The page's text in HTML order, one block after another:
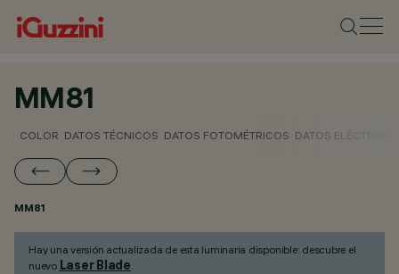
MM81
COLOR DATOS TÉCNICOS DATOS FOTOMÉTRICOS DATOS
MM81
Hay una versión actualizada de esta luminaria disponible: descubre el
nuevo Laser Blade.